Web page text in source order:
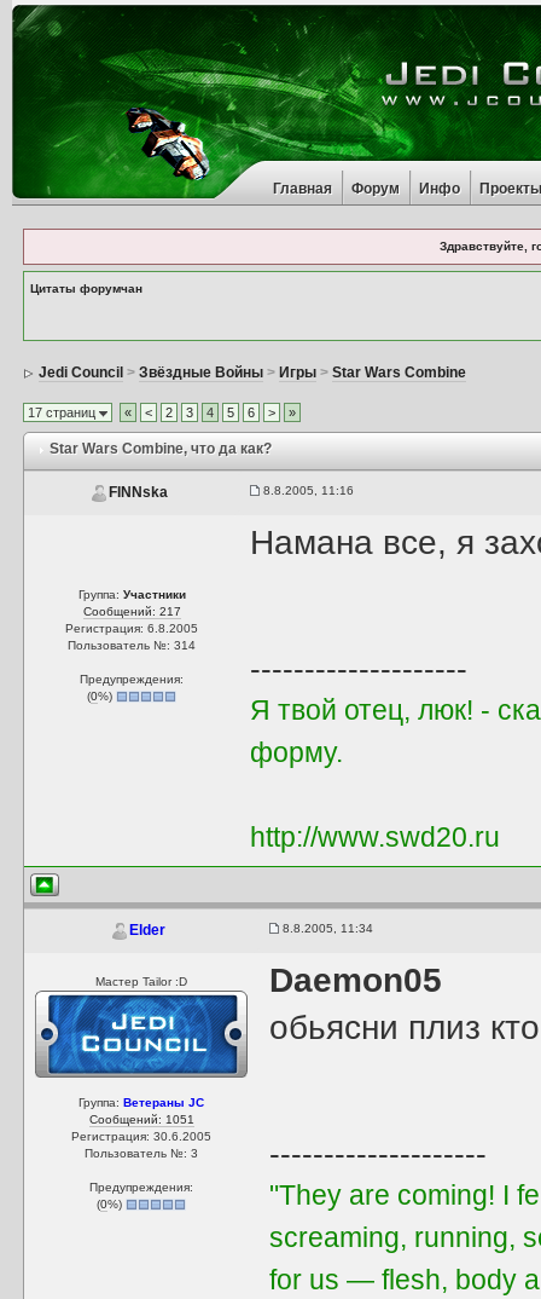
Главная Форум Инфо
Здравствуйте,
Цитаты форумчан
Jedi Council >Звёздные Войны > Игры >Star Wars Combine
17 страниц « < 2 3 4 5 6 > »
Star Wars Combine, что да как?
FINNska 8.8.2005, 11:16
Группа: Участники
Сообщений: 217
Регистрация: 6.8.2005
Пользователь №: 314
Предупреждения:
(0%)
Намана все, я
--------------------
Я твой отец, люк! -
форму.
http://www.swd20.ru
Elder 8.8.2005, 11:34
Мастер Tailor :D
Группа:Ветераны JC
Сообщений: 1051
Регистрация: 30.6.2005
Пользователь №: 3
Предупреждения:
(0%)
Daemon05
обьясни плиз
--------------------
"They are coming! I
screaming, running,
for us — flesh, body